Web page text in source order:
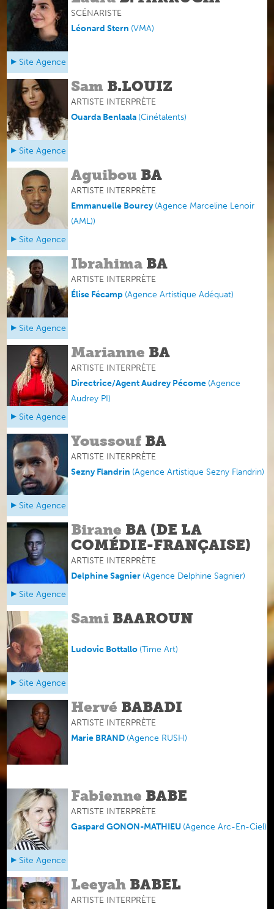
SCÉNARISTE
Léonard Stern (VMA)
Site Agence
Sam B.LOUIZ
ARTISTE INTERPRÈTE
Ouarda Benlaala (Cinétalents)
Site Agence
Aguibou BA
ARTISTE INTERPRÈTE
Emmanuelle Bourcy (Agence Marceline Lenoir
(AML))
Site Agence
Ibrahima BA
ARTISTE INTERPRÈTE
Élise Fécamp (Agence Artistique Adéquat)
Site Agence
Marianne BA
ARTISTE INTERPRÈTE
Directrice/Agent Audrey Pécome (Agence
Audrey PI)
Site Agence
Youssouf BA
ARTISTE INTERPRÈTE
Sezny Flandrin (Agence Artistique Sezny Flandrin)
Site Agence
Birane BA (DE LA
COMÉDIE-FRANÇAISE)
ARTISTE INTERPRÈTE
Delphine Sagnier (Agence Delphine Sagnier)
Site Agence
Sami BAAROUN
Ludovic Bottallo (Time Art)
Site Agence
Hervé BABADI
ARTISTE INTERPRÈTE
Marie BRAND (Agence RUSH)
Fabienne BABE
ARTISTE INTERPRÈTE
Gaspard GONON-MATHIEU (Agence Arc-En-Ciel)
Site Agence
Leeyah BABEL
ARTISTE INTERPRÈTE